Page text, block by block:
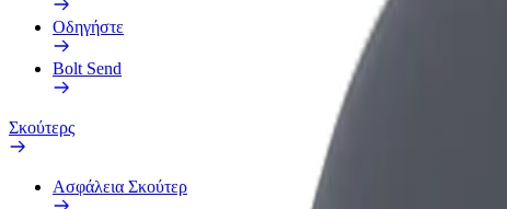
Οδηγήστε
Bolt Send
Σκούτερς
Ασφάλεια Σκούτερ